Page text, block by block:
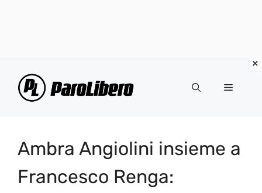
Menu
Ambra Angiolini insieme a
Francesco Renga: